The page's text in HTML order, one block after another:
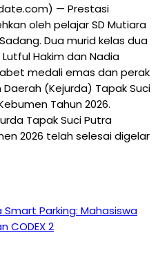
— Prestasi
oleh pelajar SD Mutiara
Dua murid kelas dua
Hakim dan Nadia
medali emas dan perak
(Kejurda) Tapak Suci
Tahun 2026.
Tapak Suci Putra
2026 telah selesai digelar